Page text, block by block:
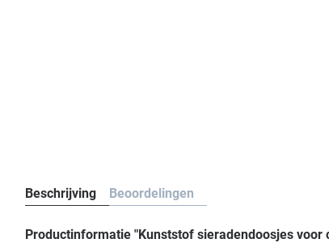
Beschrijving Beoordelingen
Productinformatie "Kunststof sieradendoosjes